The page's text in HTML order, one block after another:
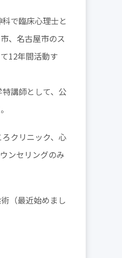
で臨床心理士と
、名古屋市のス
12年間活動す
講師として、公
クリニック、心
ンセリングのみ
（最近始めまし